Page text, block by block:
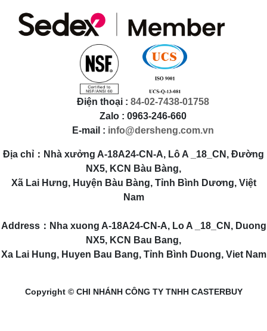
Điện thoại : 84-02-7438-01758
Zalo : 0963-246-660
E-mail : info@dersheng.com.vn
Địa chỉ：Nhà xưởng A-18A24-CN-A, Lô A _18_CN, Đường
NX5, KCN Bàu Bàng,
Xã Lai Hưng, Huyện Bàu Bàng, Tỉnh Bình Dương, Việt
Nam
Address：Nha xuong A-18A24-CN-A, Lo A _18_CN, Duong
NX5, KCN Bau Bang,
Xa Lai Hung, Huyen Bau Bang, Tỉnh Bình Duong, Viet Nam
Copyright © CHI NHÁNH CÔNG TY TNHH CASTERBUY